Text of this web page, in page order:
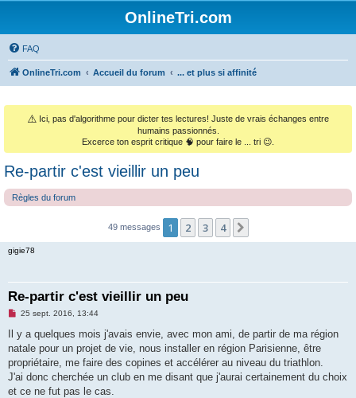
OnlineTri.com
FAQ
OnlineTri.com Accueil du forum ... et plus si affinité
⚠️ Ici, pas d'algorithme pour dicter tes lectures! Juste de vrais échanges entre
humains passionnés.
Excerce ton esprit critique 🧠 pour faire le ... tri 😉.
Re-partir c'est vieillir un peu
Règles du forum
49 messages 1 2 3 4
gigie78
Re-partir c'est vieillir un peu
M
s
s
a
g
n
o
25 sept. 2016, 13:44
Il y a quelques mois j'avais envie, avec mon ami, de partir de ma région
natale pour un projet de vie, nous installer en région Parisienne, être
propriétaire, me faire des copines et accélérer au niveau du triathlon.
J'ai donc cherchée un club en me disant que j'aurai certainement du choix
et ce ne fut pas le cas.